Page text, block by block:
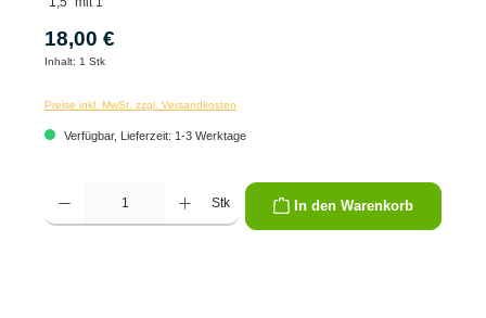
18,00 €
Inhalt: 1 Stk
Preise inkl. MwSt. zzgl. Versandkosten
Verfügbar, Lieferzeit: 1-3 Werktage
Produkt Anzahl: Gib den gewünschten Wert ein oder benutze die Schaltflächen um
Stk In den Warenkorb